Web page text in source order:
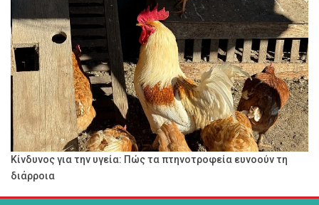
Κίνδυνος για την υγεία: Πώς τα πτηνοτροφεία ευνοούν τη
διάρροια